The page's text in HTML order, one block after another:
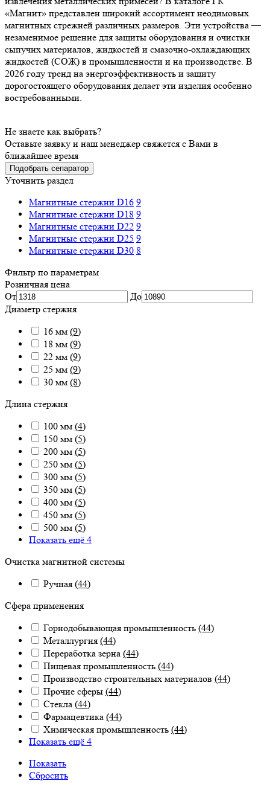
«Магнит» представлен широкий ассортимент неодимовых
магнитных стрежней различных размеров. Эти устройства —
незаменимое решение для защиты оборудования и очистки
сыпучих материалов, жидкостей и смазочно-охлаждающих
жидкостей (СОЖ) в промышленности и на производстве. В
2026 году тренд на энергоэффективность и защиту
дорогостоящего оборудования делает эти изделия особенно
востребованными.
Не знаете как выбрать?
Оставьте заявку и наш менеджер свяжется с Вами в
ближайшее время
Подобрать сепаратор
Уточнить раздел
Магнитные стержни D16 9
Магнитные стержни D18 9
Магнитные стержни D22 9
Магнитные стержни D25 9
Магнитные стержни D30 8
Фильтр по параметрам
Розничная цена
От
До
Диаметр стержня
16 мм (9)
18 мм (9)
22 мм (9)
25 мм (9)
30 мм (8)
Длина стержня
100 мм (4)
150 мм (5)
200 мм (5)
250 мм (5)
300 мм (5)
350 мм (5)
400 мм (5)
450 мм (5)
500 мм (5)
Показать ещё 4
Очистка магнитной системы
Ручная (44)
Сфера применения
Горнодобывающая промышленность (44)
Металлургия (44)
Переработка зерна (44)
Пищевая промышленность (44)
Производство строительных материалов (44)
Прочие сферы (44)
Стекла (44)
Фармацевтика (44)
Химическая промышленность (44)
Показать ещё 4
Показать
Сбросить